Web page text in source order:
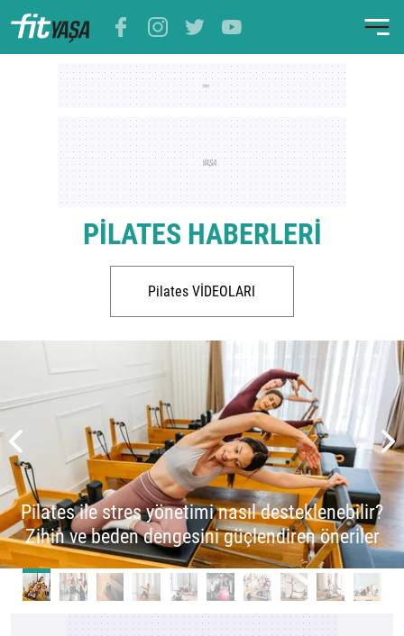
PİLATES HABERLERİ
Pilates VİDEOLARI
Pilates ile stres yönetimi nasıl desteklenebilir?
Zihin ve beden dengesini güçlendiren öneriler